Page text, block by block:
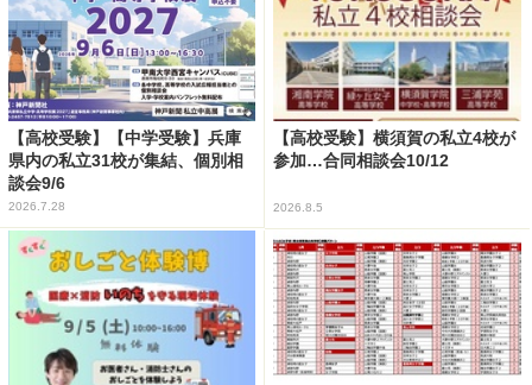
【高校受験】【中学受験】兵庫
県内の私立31校が集結、個別相
談会9/6
2026.7.28
【高校受験】横須賀の私立4校が
参加…合同相談会10/12
2026.8.5